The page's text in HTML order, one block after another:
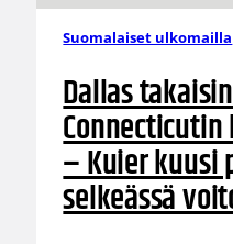
Suomalaiset ulkomailla
Dallas
– Kuier kuusi
selkeässä